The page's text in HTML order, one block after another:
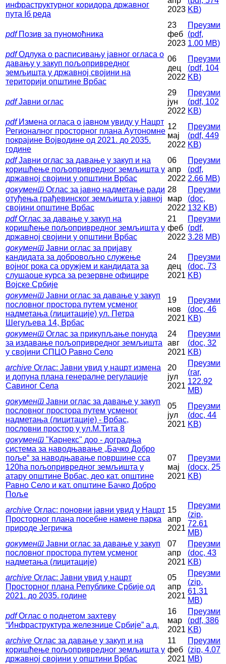
инфраструктурног коридора државног
пута Iб реда
2023 KB)
pdf Позив за пуномоћника
23
феб
2023
Преузми
(pdf,
1.00 MB)
pdf Одлука о расписивању јавног огласа о
давању у закуп пољопривредног
земљишта у државној својини на
територији општине Врбас
06
дец
2022
Преузми
(pdf, 104
KB)
pdf Јавни оглас
29
јун
2022
Преузми
(pdf, 102
KB)
pdf Измена огласа о јавном увиду у Нацрт
Регионалног просторног плана Аутономне
покрајине Војводине од 2021. до 2035.
године
12
мај
2022
Преузми
(pdf, 449
KB)
pdf Јавни оглас за давање у закуп и на
коришћење пољопривредног земљишта у
државној својини у општини Врбас
06
апр
2022
Преузми
(pdf,
2.66 MB)
документ Оглас за јавно надметање ради
отуђења грађевинског земљишта у јавној
својини општинe Врбас
28
мар
2022
Преузми
(doc,
132 KB)
pdf Оглас за давање у закуп на
коришћење пољопривредног земљишта у
државној својини у општини Врбас
21
феб
2022
Преузми
(pdf,
3.28 MB)
документ Јавни оглас за пријаву
кандидата за добровољно служење
војног рока са оружјем и кандидата за
слушаоце курса за резервне официре
Војске Србије
24
дец
2021
Преузми
(doc, 73
KB)
документ Јавни оглас за давање у закуп
пословног простора путем усменог
надметања (лицитације) ул. Петра
Шегуљева 14, Врбас
19
нов
2021
Преузми
(doc, 46
KB)
документ Оглас за прикупљање понуда
за издавање пољопривредног земљишта
у својини СПЦО Равно Село
24
авг
2021
Преузми
(doc, 32
KB)
archive Оглас: Јавни увид у нацрт измена
и допуна плана генералне регулације
Савиног Села
20
јул
2021
Преузми
(rar,
122.92
MB)
документ Јавни оглас за давање у закуп
пословног простора путем усменог
надметања (лицитације) - Врбас,
пословни простор у ул.М.Тита 8
05
јул
2021
Преузми
(doc, 44
KB)
документ "Карнекс" доо - доградња
система за наводњавање „Бачко Добро
поље“ за наводњавање површине сса
120hа пољопривредног земљишта у
атару општине Врбас, део кат. општине
Равно Село и кат. општине Бачко Добро
Поље
07
мај
2021
Преузми
(docx, 25
KB)
archive Оглас: поновни јавни увид у Нацрт
Просторног плана посебне намене парка
природе Јегричка
15
апр
2021
Преузми
(zip,
72.61
MB)
документ Јавни оглас за давање у закуп
пословног простора путем усменог
надметања (лицитације)
07
апр
2021
Преузми
(doc, 43
KB)
archive Оглас: Јавни увид у нацрт
Просторног плана Републике Србије од
2021. до 2035. године
05
апр
2021
Преузми
(zip,
61.31
MB)
pdf Оглас о поднетом захтеву
“Инфраструктура железнице Србије” а.д.
16
мар
2021
Преузми
(pdf, 386
KB)
archive Оглас за давање у закуп и на
коришћење пољопривредног земљишта у
државној својини у општини Врбас
11
феб
2021
Преузми
(zip, 4.07
MB)